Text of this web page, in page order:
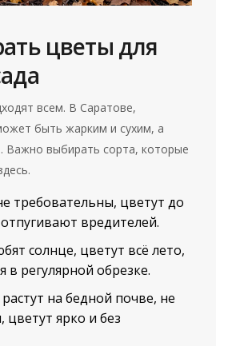
цветы для
всем. В Саратове,
быть жарким и сухим, а
Важно выбирать сорта, которые
требовательны, цветут до
вредителей.
солнце, цветут всё лето,
в регулярной обрезке.
растут на бедной почве, не
цветут ярко и без